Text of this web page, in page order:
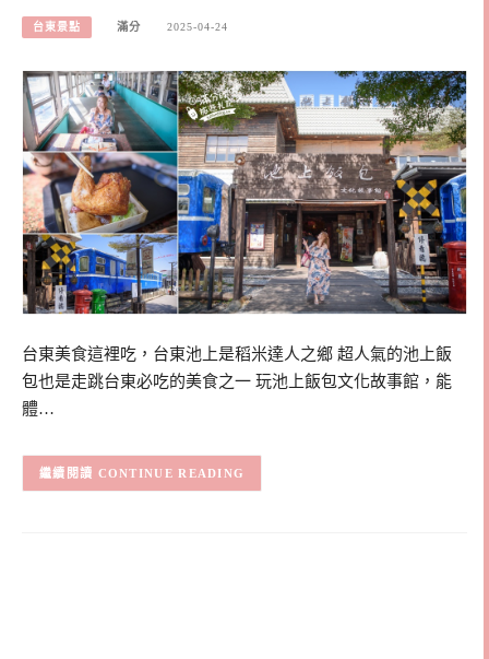
台東景點 滿分 2025-04-24
台東美食這裡吃，台東池上是稻米達人之鄉 超人氣的池上飯
包也是走跳台東必吃的美食之一 玩池上飯包文化故事館，能
體…
CONTINUE READING